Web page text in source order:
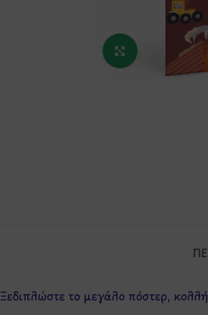
Κάντε κλικ
Ξεδιπλώστε το μεγάλο πόστερ,